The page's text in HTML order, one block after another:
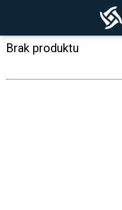
Brak produktu